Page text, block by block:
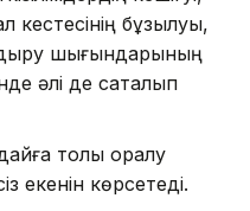
кестесінің бұзылуы,
шығындарының
әлі де сақталып
толық оралу
екенін көрсетеді.